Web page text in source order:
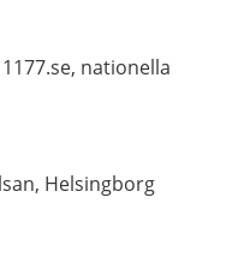
1177.se, nationella
Helsingborg